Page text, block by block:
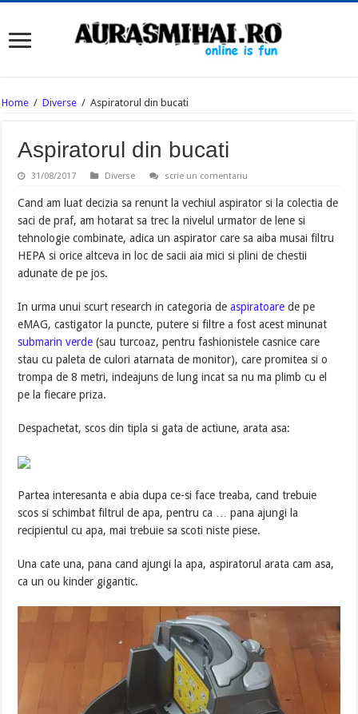
Home / Diverse / Aspiratorul din bucati
Aspiratorul din bucati
31/08/2017 Diverse scrie un comentariu
Cand am luat decizia sa renunt la vechiul aspirator si la colectia de
saci de praf, am hotarat sa trec la nivelul urmator de lene si
tehnologie combinate, adica un aspirator care sa aiba musai filtru
HEPA si orice altceva in loc de sacii aia mici si plini de chestii
adunate de pe jos.
In urma unui scurt research in categoria deaspiratoare de pe
eMAG, castigator la puncte, putere si filtre a fost acest minunat
submarin verde (sau turcoaz, pentru fashionistele casnice care
stau cu paleta de culori atarnata de monitor), care promitea si o
trompa de 8 metri, indeajuns de lung incat sa nu ma plimb cu el
pe la fiecare priza.
Despachetat, scos din tipla si gata de actiune, arata asa:
Partea interesanta e abia dupa ce-si face treaba, cand trebuie
scos si schimbat filtrul de apa, pentru ca … pana ajungi la
recipientul cu apa, mai trebuie sa scoti niste piese.
Una cate una, pana cand ajungi la apa, aspiratorul arata cam asa,
ca un ou kinder gigantic.